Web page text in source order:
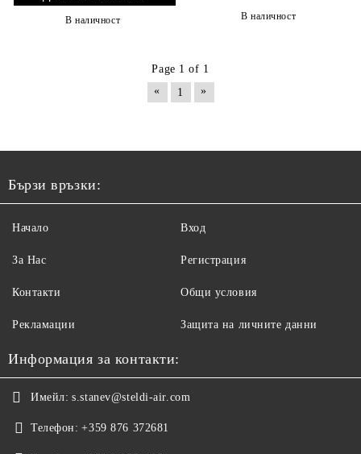
В наличност В наличност
Page 1 of 1
«
1 »
Бързи връзки:
Начало
За Нас
Контакти
Рекламации
Вход
Регистрация
Общи условия
Защита на личните данни
Информация за контакти:
Имейл: s.stanev@steldi-air.com
Телефон: +359 876 372681